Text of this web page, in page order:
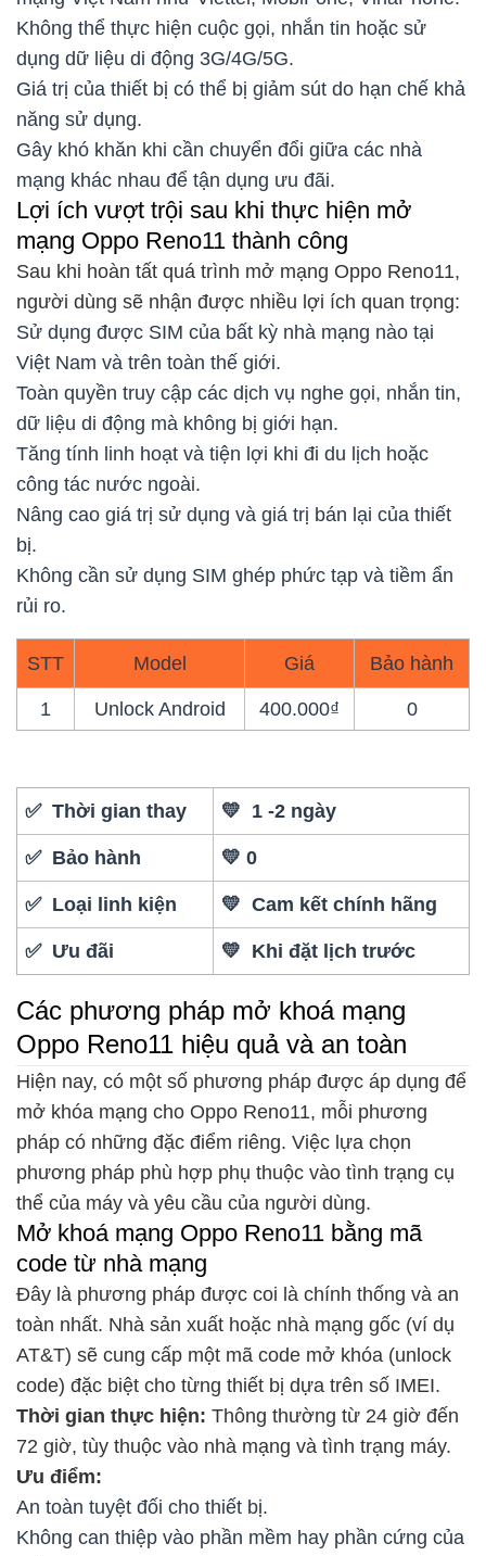
Không thể thực hiện cuộc gọi, nhắn tin hoặc sử
dụng dữ liệu di động 3G/4G/5G.
Giá trị của thiết bị có thể bị giảm sút do hạn chế khả
năng sử dụng.
Gây khó khăn khi cần chuyển đổi giữa các nhà
mạng khác nhau để tận dụng ưu đãi.
Lợi ích vượt trội sau khi thực hiện mở
mạng Oppo Reno11 thành công
Sau khi hoàn tất quá trình mở mạng Oppo Reno11,
người dùng sẽ nhận được nhiều lợi ích quan trọng:
Sử dụng được SIM của bất kỳ nhà mạng nào tại
Việt Nam và trên toàn thế giới.
Toàn quyền truy cập các dịch vụ nghe gọi, nhắn tin,
dữ liệu di động mà không bị giới hạn.
Tăng tính linh hoạt và tiện lợi khi đi du lịch hoặc
công tác nước ngoài.
Nâng cao giá trị sử dụng và giá trị bán lại của thiết
bị.
Không cần sử dụng SIM ghép phức tạp và tiềm ẩn
rủi ro.
STT Model Giá Bảo hành
1 Unlock Android 400.000₫ 0
✅ Thời gian thay 💛 1 -2 ngày
✅ Bảo hành 💛 0
✅ Loại linh kiện 💛 Cam kết chính hãng
✅ Ưu đãi 💛 Khi đặt lịch trước
Các phương pháp mở khoá mạng
Oppo Reno11 hiệu quả và an toàn
Hiện nay, có một số phương pháp được áp dụng để
mở khóa mạng cho Oppo Reno11, mỗi phương
pháp có những đặc điểm riêng. Việc lựa chọn
phương pháp phù hợp phụ thuộc vào tình trạng cụ
thể của máy và yêu cầu của người dùng.
Mở khoá mạng Oppo Reno11 bằng mã
code từ nhà mạng
Đây là phương pháp được coi là chính thống và an
toàn nhất. Nhà sản xuất hoặc nhà mạng gốc (ví dụ
AT&T) sẽ cung cấp một mã code mở khóa (unlock
code) đặc biệt cho từng thiết bị dựa trên số IMEI.
Thời gian thực hiện: Thông thường từ 24 giờ đến
72 giờ, tùy thuộc vào nhà mạng và tình trạng máy.
Ưu điểm:
An toàn tuyệt đối cho thiết bị.
Không can thiệp vào phần mềm hay phần cứng của